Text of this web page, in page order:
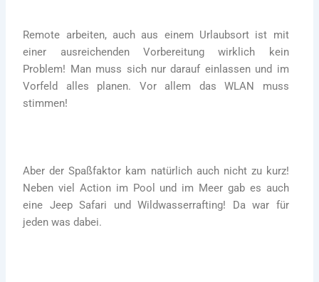
Remote arbeiten, auch aus einem Urlaubsort ist mit
einer ausreichenden Vorbereitung wirklich kein
Problem! Man muss sich nur darauf einlassen und im
Vorfeld alles planen. Vor allem das WLAN muss
stimmen!
Aber der Spaßfaktor kam natürlich auch nicht zu kurz!
Neben viel Action im Pool und im Meer gab es auch
eine Jeep Safari und Wildwasserrafting! Da war für
jeden was dabei.